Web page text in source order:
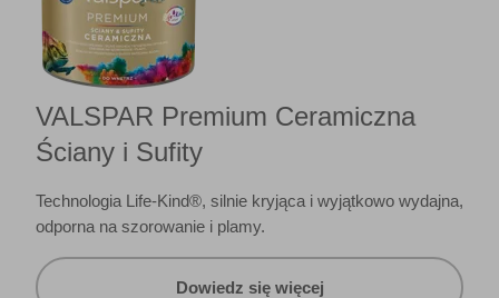
VALSPAR Premium Ceramiczna
Ściany i Sufity
Technologia Life-Kind®, silnie kryjąca i wyjątkowo wydajna,
odporna na szorowanie i plamy.
Dowiedz się więcej